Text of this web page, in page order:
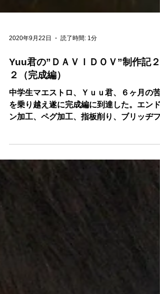
2020年9月22日
Yuu君の”ＤＡＶＩＤＯＶ”制作記２
２（完成編）
中学生マエストロ、Ｙｕｕ君、６ヶ月の苦
を乗り越え遂に完成編に到達した。エンド
ッティング、魂柱合わせ、いよいよ音だし
張り詰めた高音、腹に響く低音、小生も、
激の一瞬であった。さらに一緒にプロデユ